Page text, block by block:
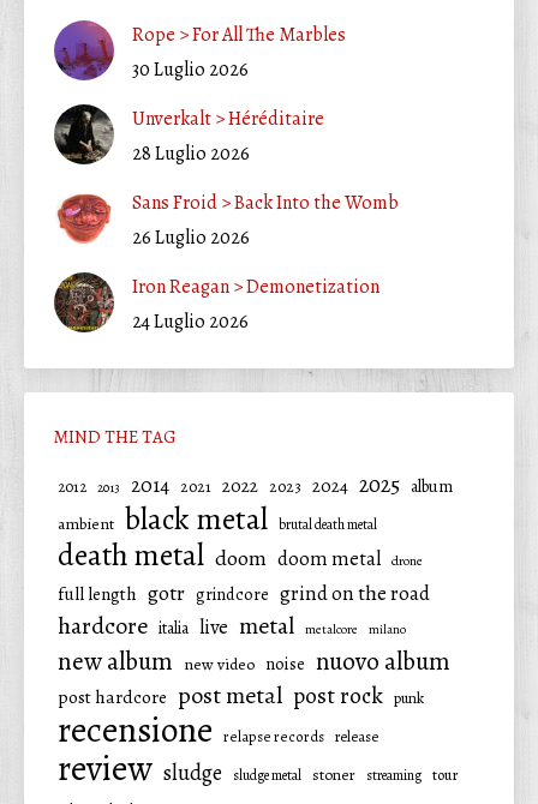
Rope > For All The Marbles
30 Luglio 2026
Unverkalt > Héréditaire
28 Luglio 2026
Sans Froid > Back Into the Womb
26 Luglio 2026
Iron Reagan > Demonetization
24 Luglio 2026
MIND THE TAG
2012 2013 2014 2021 2022 2023 2024 2025 album
ambient black metal brutal death metal
death metal doom doom metal drone
full length gotr grindcore grind on the road
hardcore italia live metal metalcore milano
new album new video noise nuovo album
post hardcore post metal post rock punk
recensione relapse records release
review sludge sludge metal stoner streaming tour